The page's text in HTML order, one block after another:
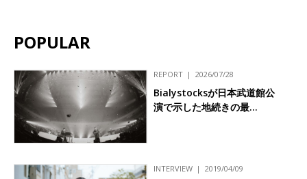
POPULAR
REPORT 2026/07/28
Bialystocksが日本武道館公
演で示した地続きの最…
INTERVIEW 2019/04/09